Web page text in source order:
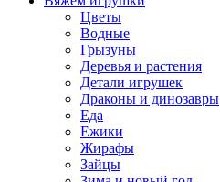
Цветы
Водные
Грызуны
Деревья и растения
Детали игрушек
Драконы и динозавры
Еда
Ежики
Жирафы
Зайцы